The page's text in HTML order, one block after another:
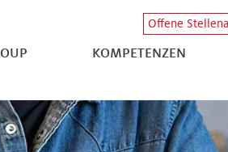
Offene
KOMPETENZEN